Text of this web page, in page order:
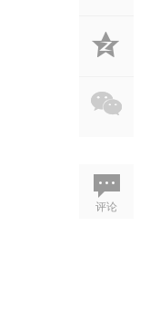
评论